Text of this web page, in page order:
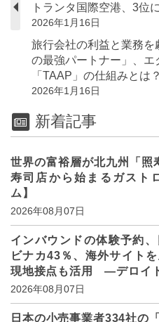
トランタ国際空港、3位
2026年1月16日
旅行会社の利益と業務
の最強パートナー」、エ
「TAAP」の仕組みとは
2026年1月16日
新着記事
世界の富裕層が北九州「照
寿司店から始まるガスト
ム】
2026年08月07日
インバウンドの体験予約
ビナカ43％、海外サイト
現地接点も活用 ―デロイ
2026年08月07日
日本の小売事業者334社の